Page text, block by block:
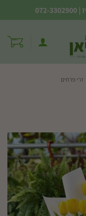
|
072-3302900
זרי פרחים